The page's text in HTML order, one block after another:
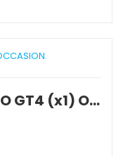
ZE-116R/Arceau YOKOMO GT4 (x1) OCCASION.